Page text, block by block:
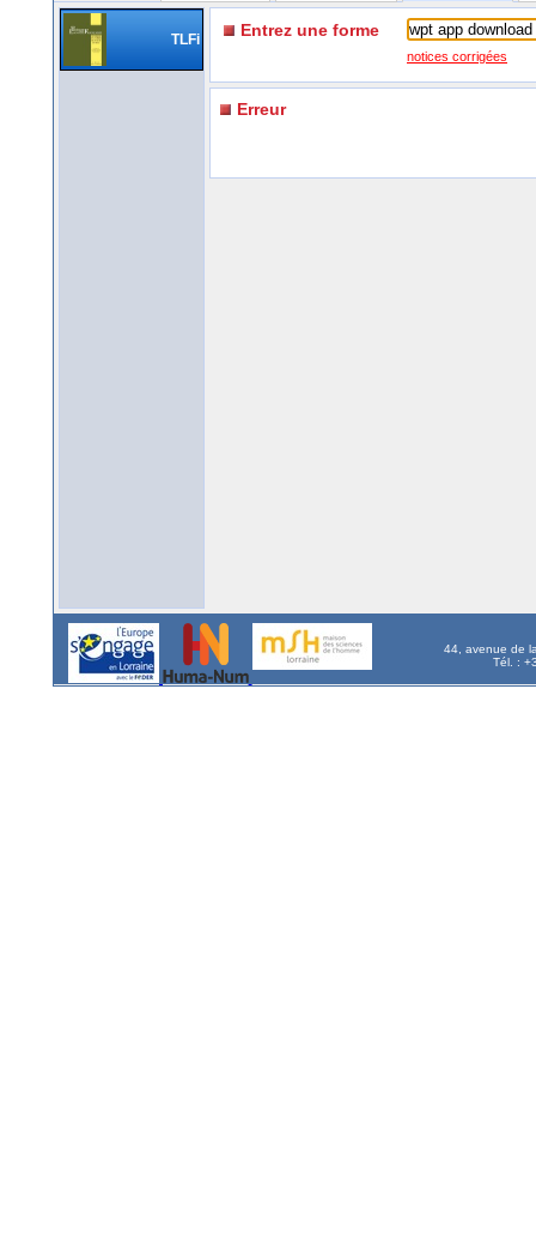
TLFi Entrez une forme
notices corrigées
Erreur
44, avenue de
Tél. :